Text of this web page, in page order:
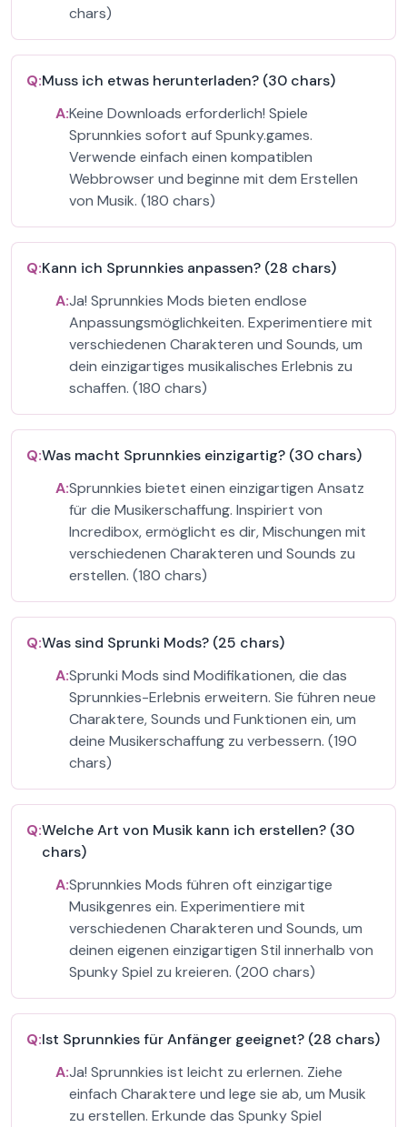
chars)
Q:Muss ich etwas herunterladen? (30 chars)
A:Keine Downloads erforderlich! Spiele
Sprunnkies sofort auf Spunky.games.
Verwende einfach einen kompatiblen
Webbrowser und beginne mit dem Erstellen
von Musik. (180 chars)
Q:Kann ich Sprunnkies anpassen? (28 chars)
A:Ja! Sprunnkies Mods bieten endlose
Anpassungsmöglichkeiten. Experimentiere mit
verschiedenen Charakteren und Sounds, um
dein einzigartiges musikalisches Erlebnis zu
schaffen. (180 chars)
Q:Was macht Sprunnkies einzigartig? (30 chars)
A:Sprunnkies bietet einen einzigartigen Ansatz
für die Musikerschaffung. Inspiriert von
Incredibox, ermöglicht es dir, Mischungen mit
verschiedenen Charakteren und Sounds zu
erstellen. (180 chars)
Q:Was sind Sprunki Mods? (25 chars)
A:Sprunki Mods sind Modifikationen, die das
Sprunnkies-Erlebnis erweitern. Sie führen neue
Charaktere, Sounds und Funktionen ein, um
deine Musikerschaffung zu verbessern. (190
chars)
Q:Welche Art von Musik kann ich erstellen? (30
chars)
A:Sprunnkies Mods führen oft einzigartige
Musikgenres ein. Experimentiere mit
verschiedenen Charakteren und Sounds, um
deinen eigenen einzigartigen Stil innerhalb von
Spunky Spiel zu kreieren. (200 chars)
Q:Ist Sprunnkies für Anfänger geeignet? (28 chars)
A:Ja! Sprunnkies ist leicht zu erlernen. Ziehe
einfach Charaktere und lege sie ab, um Musik
zu erstellen. Erkunde das Spunky Spiel